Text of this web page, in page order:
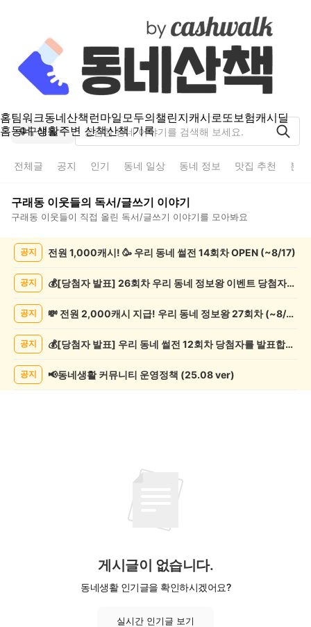
홈팀워크동네산책런마일모두의챌린지캐시로또보험캐시딜
홈동네 생활주변 산책산책 기록
구래동
전체글 공지 인기 동네 일상 동네 정보 맛집 추천 분
구래동 이웃들의 독서/글쓰기 이야기
구래동 이웃들이 직접 올린 독서/글쓰기 이야기를 모아봐요
목
공지 전원 1,000캐시! 🥳 우리 동네 썰전 14회차 OPEN (~8/17)
공지 💰[당첨자 발표] 26회차 우리 동네 정보왕 이벤트 당첨자를 발표합니다!
공지 💸 전원 2,000캐시 지급! 우리 동네 정보왕 27회차 (~8/10)
공지 💰[당첨자 발표] 우리 동네 썰전 12회차 당첨자를 발표합니다!
공지 📢동네생활 커뮤니티 운영정책 (25.08 ver)
게시글이 없습니다.
동네생활 인기글을 확인하시겠어요?
실시간 인기글 보기